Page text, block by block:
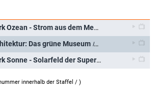
Kraftwerk Ozean - Strom aus dem Meer Electric Ocean
Das grüne Museum Impossible Build
Kraftwerk Sonne - Solarfeld der Superlative Sun Engine
innerhalb der Staffel / )